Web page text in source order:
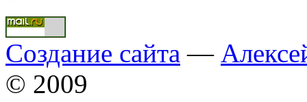
Создание сайта —
© 2009